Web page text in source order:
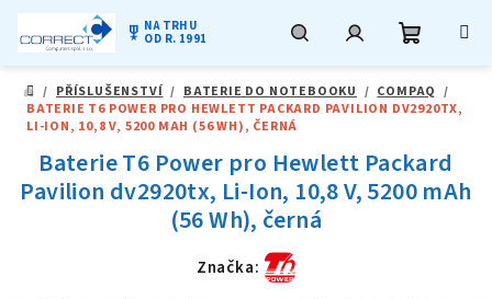
obsah
military_tech NA TRHU
OD R. 1991
DOMŮ
/ PŘÍSLUŠENSTVÍ / BATERIE DO NOTEBOOKU / COMPAQ /
BATERIE T6 POWER PRO HEWLETT PACKARD PAVILION DV2920TX,
LI-ION, 10,8 V, 5200 MAH (56 WH), ČERNÁ
Baterie T6 Power pro Hewlett Packard
Pavilion dv2920tx, Li-Ion, 10,8 V, 5200 mAh
(56 Wh), černá
Značka: